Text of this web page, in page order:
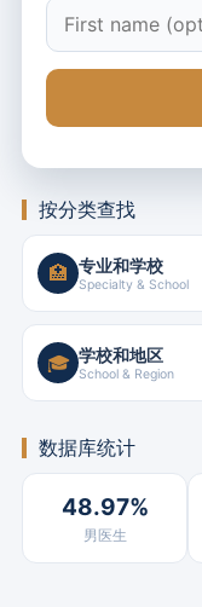
按分类查找
🏥 专业和学校
Specialty & School
🎓 学校和地区
School & Region
数据库统计
48.97%
男医生